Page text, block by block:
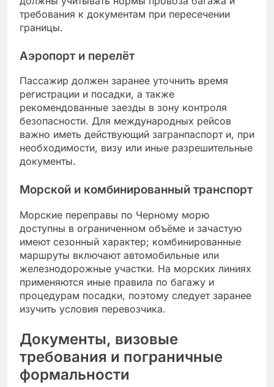
требования к документам при пересечении
границы.
Аэропорт и перелёт
Пассажир должен заранее уточнить время
регистрации и посадки, а также
рекомендованные заезды в зону контроля
безопасности. Для международных рейсов
важно иметь действующий загранпаспорт и, при
необходимости, визу или иные разрешительные
документы.
Морской и комбинированный транспорт
Морские переправы по Черному морю
доступны в ограниченном объёме и зачастую
имеют сезонный характер; комбинированные
маршруты включают автомобильные или
железнодорожные участки. На морских линиях
применяются иные правила по багажу и
процедурам посадки, поэтому следует заранее
изучить условия перевозчика.
Документы, визовые
требования и пограничные
формальности